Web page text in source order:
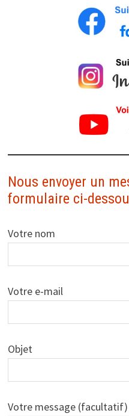
Nous envoyer un
formulaire ci-
Votre nom
Votre e-mail
Objet
Votre message (facultatif)